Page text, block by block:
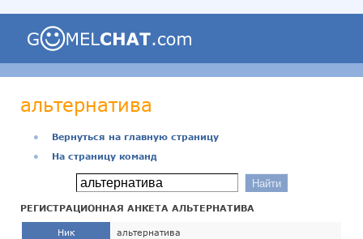
альтернатива
●
Вернуться на главную страницу
●
На страницу команд
РЕГИСТРАЦИОННАЯ АНКЕТА АЛЬТЕРНАТИВА
Ник альтернатива